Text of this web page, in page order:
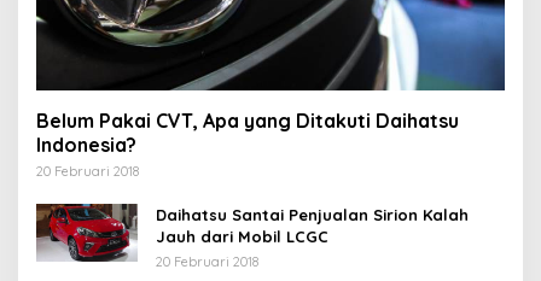
Belum Pakai CVT, Apa yang Ditakuti Daihatsu
Indonesia?
20 Februari 2018
Daihatsu Santai Penjualan Sirion Kalah
Jauh dari Mobil LCGC
20 Februari 2018